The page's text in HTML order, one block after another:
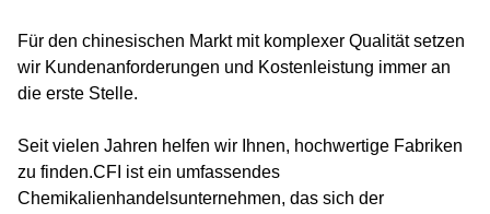
Für den chinesischen Markt mit komplexer Qualität setzen
wir Kundenanforderungen und Kostenleistung immer an
die erste Stelle.
Seit vielen Jahren helfen wir Ihnen, hochwertige Fabriken
zu finden.CFI ist ein umfassendes
Chemikalienhandelsunternehmen, das sich der